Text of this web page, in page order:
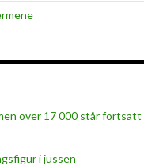
over 17 000 står fortsatt
i jussen